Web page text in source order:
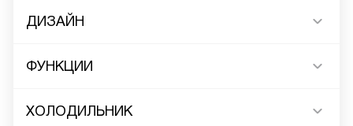
ДИЗАЙН
ФУНКЦИИ
ХОЛОДИЛЬНИК